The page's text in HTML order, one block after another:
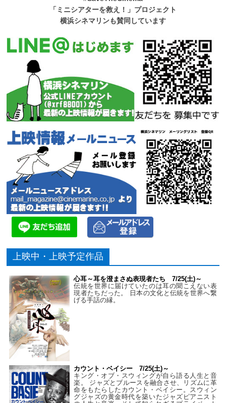
「ミニシアターを救え！」プロジェクト
横浜シネマリンも賛同しています
上映中・上映予定作品
心耳～耳を澄まさぬ表現者たち 7/25(土)～
伝統を世界に届けていたのは耳の聞こえない表
現者たちだった。 日本の文化と伝統を世界へ繋
げる手話の縁。
カウント・ベイシー 7/25(土)～
キング・オブ・スウィングが自ら語る人生と音
楽。 ジャズとブルースを融合させ、リズムに革
命をもたらしたカウント・ベイシー。スウィン
グジャズの黄金時代を築いたジャズピアニスト